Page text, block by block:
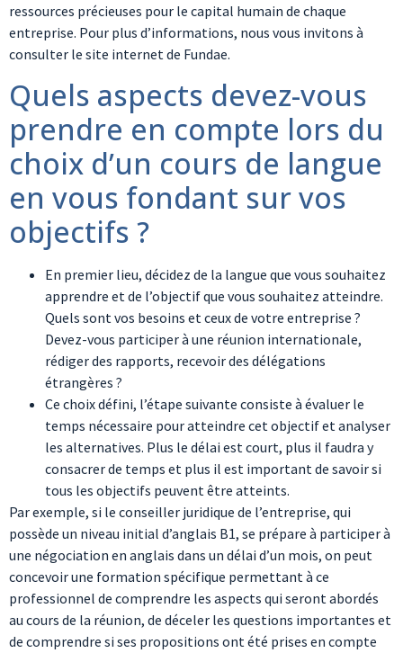
ressources précieuses pour le capital humain de chaque
entreprise. Pour plus d’informations, nous vous invitons à
consulter le site internet de Fundae.
Quels aspects devez-vous
prendre en compte lors du
choix d’un cours de langue
en vous fondant sur vos
objectifs ?
En premier lieu, décidez de la langue que vous souhaitez
apprendre et de l’objectif que vous souhaitez atteindre.
Quels sont vos besoins et ceux de votre entreprise ?
Devez-vous participer à une réunion internationale,
rédiger des rapports, recevoir des délégations
étrangères ?
Ce choix défini, l’étape suivante consiste à évaluer le
temps nécessaire pour atteindre cet objectif et analyser
les alternatives. Plus le délai est court, plus il faudra y
consacrer de temps et plus il est important de savoir si
tous les objectifs peuvent être atteints.
Par exemple, si le conseiller juridique de l’entreprise, qui
possède un niveau initial d’anglais B1, se prépare à participer à
une négociation en anglais dans un délai d’un mois, on peut
concevoir une formation spécifique permettant à ce
professionnel de comprendre les aspects qui seront abordés
au cours de la réunion, de déceler les questions importantes et
de comprendre si ses propositions ont été prises en compte